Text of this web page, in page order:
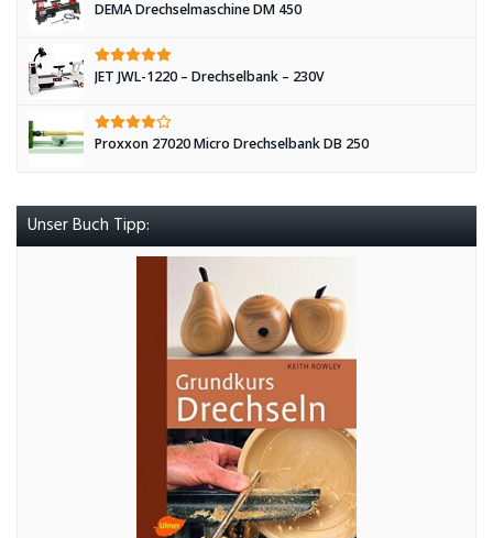
DEMA Drechselmaschine DM 450
JET JWL-1220 – Drechselbank – 230V
Proxxon 27020 Micro Drechselbank DB 250
Unser Buch Tipp: